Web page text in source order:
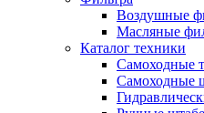
Воздушные
Масляные
Каталог техники
Самоходные
Самоходные